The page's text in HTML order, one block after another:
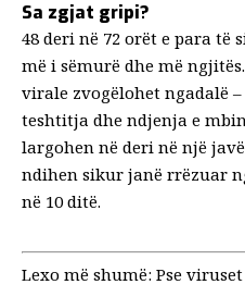
Sa zgjat gripi?
48 deri në 72 orët e para
më i sëmurë dhe më
virale zvogëlohet ngadalë
teshtitja dhe ndjenja e
largohen në deri në një javë
ndihen sikur janë rrëzuar
në 10 ditë.
Lexo më shumë: Pse